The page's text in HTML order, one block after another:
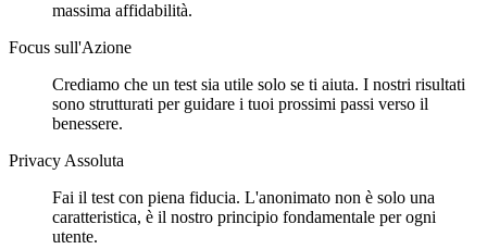
massima affidabilità.
Focus sull'Azione
Crediamo che un test sia utile solo se ti aiuta. I nostri risultati
sono strutturati per guidare i tuoi prossimi passi verso il
benessere.
Privacy Assoluta
Fai il test con piena fiducia. L'anonimato non è solo una
caratteristica, è il nostro principio fondamentale per ogni
utente.